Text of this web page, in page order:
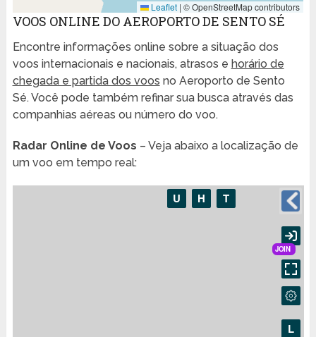
Leaflet | © OpenStreetMap contributors
VOOS ONLINE DO AEROPORTO DE SENTO SÉ
Encontre informações online sobre a situação dos
voos internacionais e nacionais, atrasos e horário de
chegada e partida dos voos no Aeroporto de Sento
Sé. Você pode também refinar sua busca através das
companhias aéreas ou número do voo.
Radar Online de Voos – Veja abaixo a localização de
um voo em tempo real: